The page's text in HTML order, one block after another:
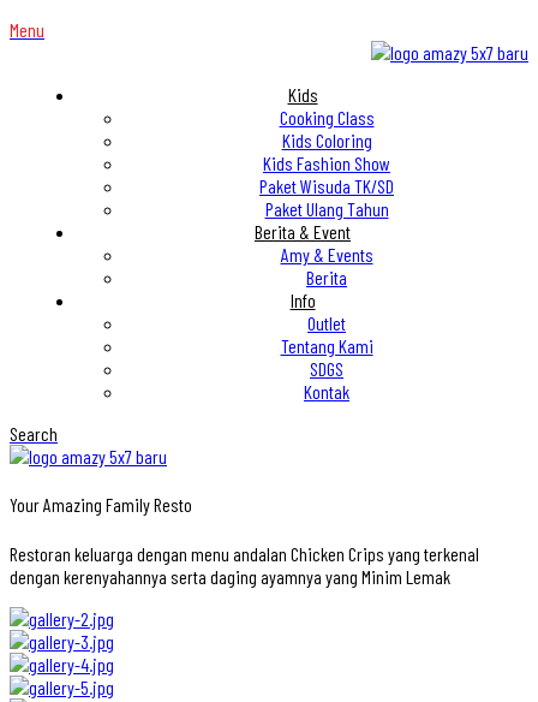
Menu
Kids
Cooking Class
Kids Coloring
Kids Fashion Show
Paket Wisuda TK/SD
Paket Ulang Tahun
Berita & Event
Amy & Events
Berita
Info
Outlet
Tentang Kami
SDGS
Kontak
Search
Your Amazing Family Resto
Restoran keluarga dengan menu andalan Chicken Crips yang terkenal
dengan kerenyahannya serta daging ayamnya yang Minim Lemak